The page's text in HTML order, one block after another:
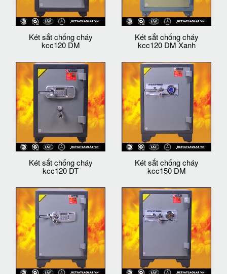
Két sắt chống cháy
kcc120 DM
Két sắt chống cháy
kcc120 DM Xanh
Két sắt chống cháy
kcc120 DT
Két sắt chống cháy
kcc150 DM